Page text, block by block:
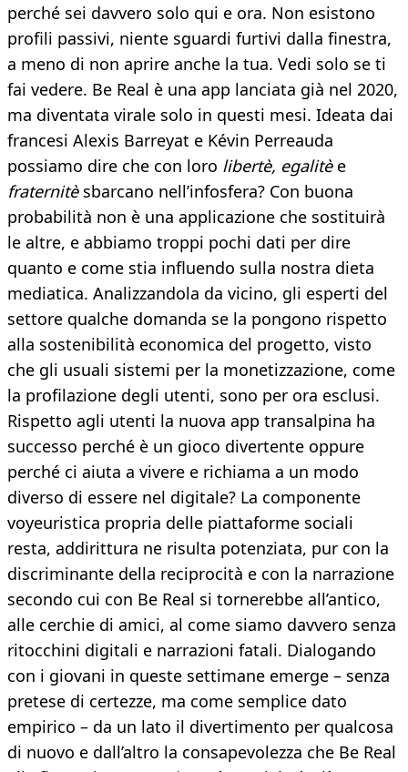
perché sei davvero solo qui e ora. Non esistono
profili passivi, niente sguardi furtivi dalla finestra,
a meno di non aprire anche la tua. Vedi solo se ti
fai vedere. Be Real è una app lanciata già nel 2020,
ma diventata virale solo in questi mesi. Ideata dai
francesi Alexis Barreyat e Kévin Perreauda
possiamo dire che con loro libertè, egalitèe
fraternitèsbarcano nell’infosfera? Con buona
probabilità non è una applicazione che sostituirà
le altre, e abbiamo troppi pochi dati per dire
quanto e come stia influendo sulla nostra dieta
mediatica. Analizzandola da vicino, gli esperti del
settore qualche domanda se la pongono rispetto
alla sostenibilità economica del progetto, visto
che gli usuali sistemi per la monetizzazione, come
la profilazione degli utenti, sono per ora esclusi.
Rispetto agli utenti la nuova app transalpina ha
successo perché è un gioco divertente oppure
perché ci aiuta a vivere e richiama a un modo
diverso di essere nel digitale? La componente
voyeuristica propria delle piattaforme sociali
resta, addirittura ne risulta potenziata, pur con la
discriminante della reciprocità e con la narrazione
secondo cui con Be Real si tornerebbe all’antico,
alle cerchie di amici, al come siamo davvero senza
ritocchini digitali e narrazioni fatali. Dialogando
con i giovani in queste settimane emerge – senza
pretese di certezze, ma come semplice dato
empirico – da un lato il divertimento per qualcosa
di nuovo e dall’altro la consapevolezza che Be Real